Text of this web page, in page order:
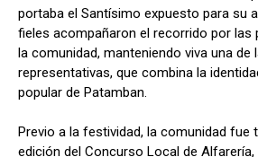
portaba el Santísimo expuesto para su
fieles acompañaron el recorrido por las
la comunidad, manteniendo viva una de
representativas, que combina la
popular de Patamban.
Previo a la festividad, la comunidad fue
edición del Concurso Local de